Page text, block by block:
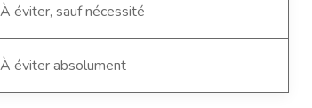
À éviter, sauf nécessité
À éviter absolument